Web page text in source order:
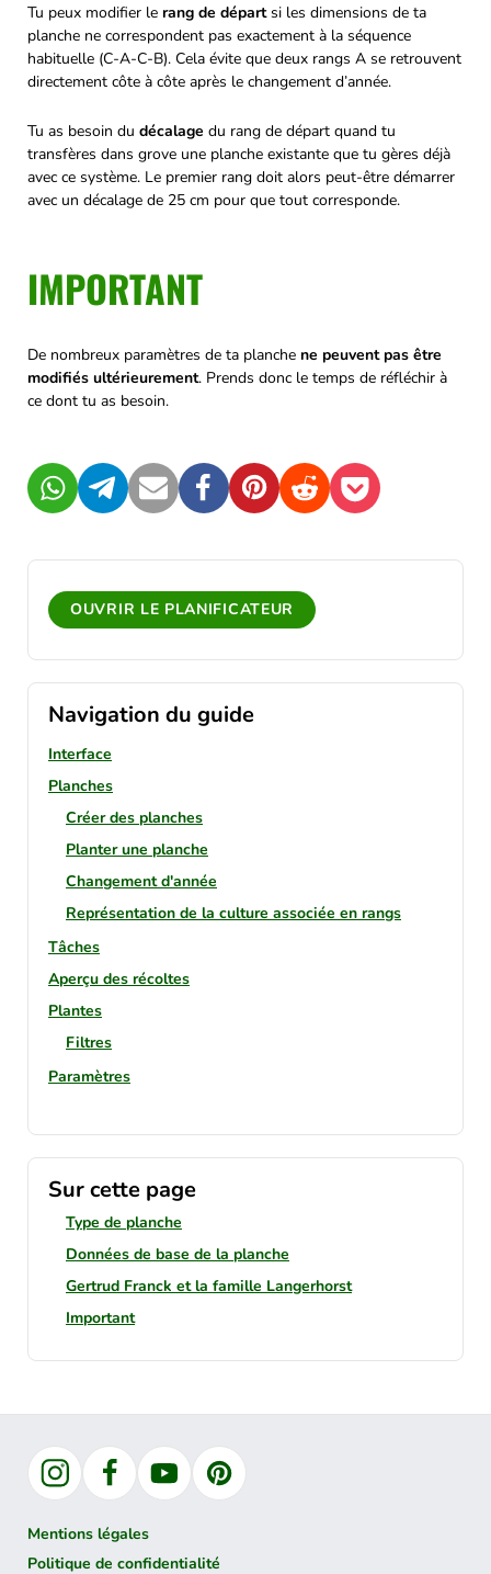
Tu peux modifier le rang de départsi les dimensions de ta
planche ne correspondent pas exactement à la séquence
habituelle (C-A-C-B). Cela évite que deux rangs A se retrouvent
directement côte à côte après le changement d’année.
Tu as besoin du décalage du rang de départ quand tu
transfères dans grove une planche existante que tu gères déjà
avec ce système. Le premier rang doit alors peut-être démarrer
avec un décalage de 25 cm pour que tout corresponde.
IMPORTANT
De nombreux paramètres de ta planche ne peuvent pas être
modifiés ultérieurement. Prends donc le temps de réfléchir à
ce dont tu as besoin.
WhatsAppTelegramMail FacebookPinterestRedditPocket
OUVRIR LE PLANIFICATEUR
Navigation du guide
Interface
Planches
Créer des planches
Planter une planche
Changement d'année
Représentation de la culture associée en rangs
Tâches
Aperçu des récoltes
Plantes
Filtres
Paramètres
Sur cette page
Type de planche
Données de base de la planche
Gertrud Franck et la famille Langerhorst
Important
InstagramFacebookYouTubePinterest
Mentions légales
Politique de confidentialité